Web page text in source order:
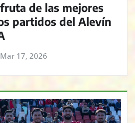
de las mejores
partidos del Alevín
Mar 17, 2026